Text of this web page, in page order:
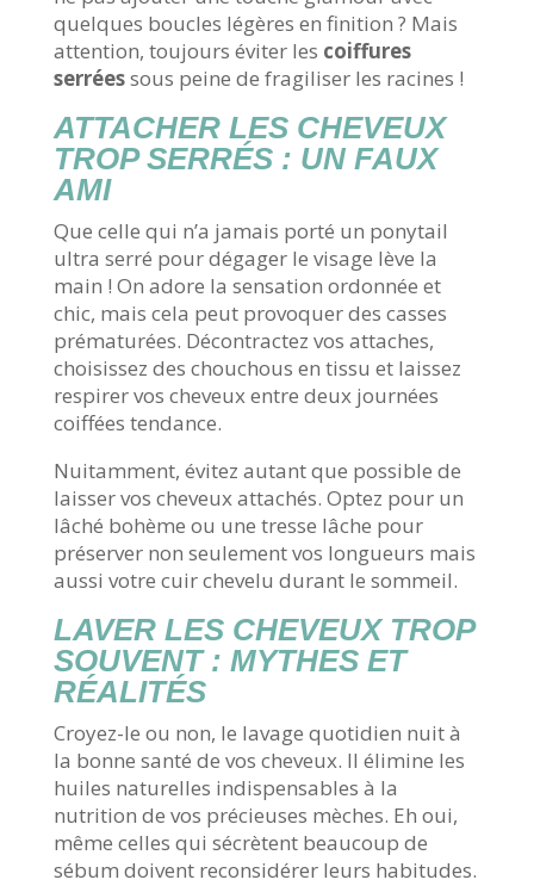
quelques boucles légères en finition ? Mais
attention, toujours éviter les coiffures
serréessous peine de fragiliser les racines !
ATTACHER LES CHEVEUX
TROP SERRÉS : UN FAUX
AMI
Que celle qui n’a jamais porté un ponytail
ultra serré pour dégager le visage lève la
main ! On adore la sensation ordonnée et
chic, mais cela peut provoquer des casses
prématurées. Décontractez vos attaches,
choisissez des chouchous en tissu et laissez
respirer vos cheveux entre deux journées
coiffées tendance.
Nuitamment, évitez autant que possible de
laisser vos cheveux attachés. Optez pour un
lâché bohème ou une tresse lâche pour
préserver non seulement vos longueurs mais
aussi votre cuir chevelu durant le sommeil.
LAVER LES CHEVEUX TROP
SOUVENT : MYTHES ET
RÉALITÉS
Croyez-le ou non, le lavage quotidien nuit à
la bonne santé de vos cheveux. Il élimine les
huiles naturelles indispensables à la
nutrition de vos précieuses mèches. Eh oui,
même celles qui sécrètent beaucoup de
sébum doivent reconsidérer leurs habitudes.